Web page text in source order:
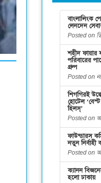
বাংলালিংক
লেনদেন
Posted on
শহীদ ফায়ার
পরিবারের
গ্রুপ
Posted on
শিগগিরই
হোটেল ‘বেস্ট
হিলস্’
Posted on
ফাউন্ডারস
নতুন নির্বাহী
Posted on
ক্যানন
হলো ঢাকায়